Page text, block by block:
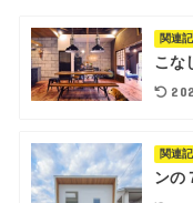
関連
こな
関連
ンの